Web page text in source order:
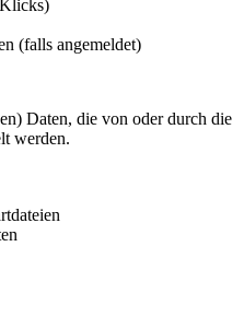
(falls angemeldet)
Daten, die von oder durch die
werden.